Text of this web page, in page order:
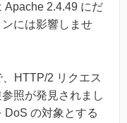
Apache 2.4.49 にだ
には影響しませ
HTTP/2 リクエス
照が発見されまし
DoS の対象とする